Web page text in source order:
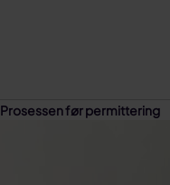
Prosessen før permittering